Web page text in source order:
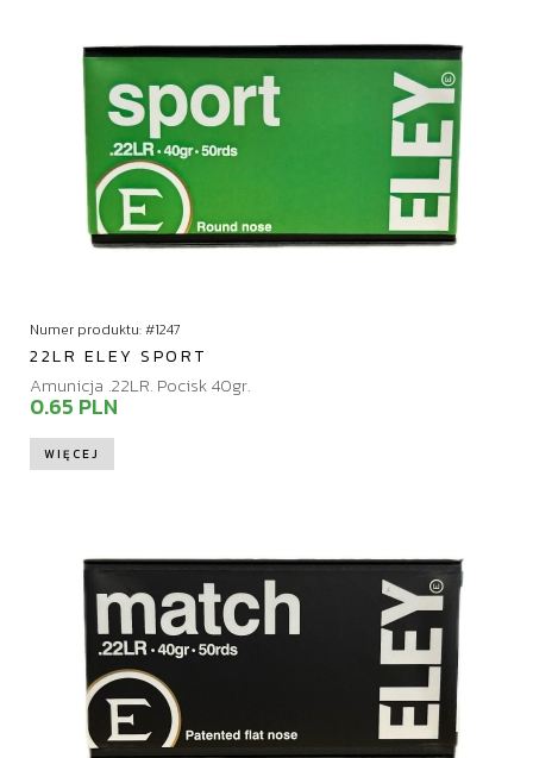
Numer produktu: #1247
22LR ELEY SPORT
Amunicja .22LR. Pocisk 40gr.
0.65 PLN
WIĘCEJ